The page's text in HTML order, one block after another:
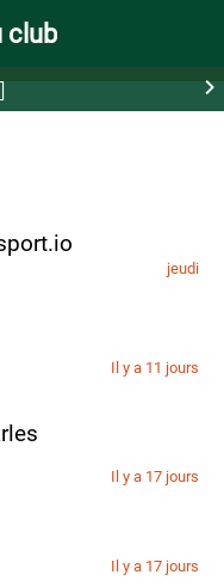
club
jeudi
Il y a 11 jours
Il y a 17 jours
Il y a 17 jours